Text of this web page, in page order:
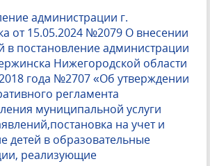
администрации г.
от 15.05.2024 №2079 О внесении
в постановление администрации
Нижегородской области
года №2707 «Об утверждении
регламента
муниципальной услуги
на учет и
детей в образовательные
реализующие